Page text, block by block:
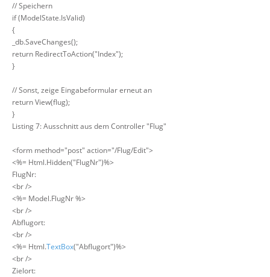
// Speichern
if (ModelState.IsValid)
{
_db.SaveChanges();
return RedirectToAction("Index");
}
// Sonst, zeige Eingabeformular erneut an
return View(flug);
}
Listing 7: Ausschnitt aus dem Controller "Flug"
<form method="post" action="/Flug/Edit">
<%= Html.Hidden("FlugNr")%>
FlugNr:
<br />
<%= Model.FlugNr %>
<br />
Abflugort:
<br />
<%= Html.TextBox("Abflugort")%>
<br />
Zielort: